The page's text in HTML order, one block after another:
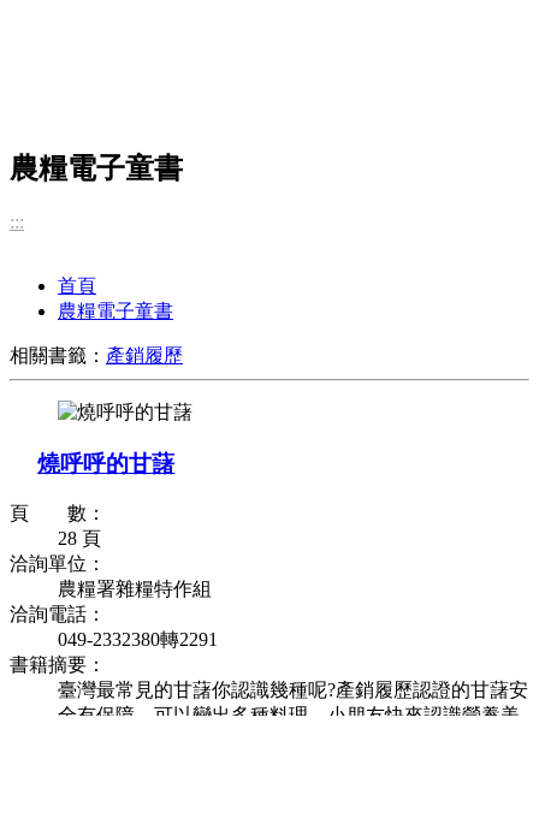
農糧電子童書
:::
首頁
農糧電子童書
相關書籤： 產銷履歷
燒呼呼的甘藷
頁 數：
28 頁
洽詢單位：
農糧署雜糧特作組
洽詢電話：
049-2332380轉2291
書籍摘要：
臺灣最常見的甘藷你認識幾種呢?產銷履歷認證的甘藷安
全有保障，可以變出多種料理，小朋友快來認識營養美